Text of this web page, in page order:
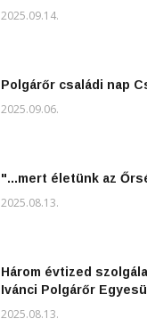
2025.09.14.
Polgárőr családi nap
2025.09.06.
"...mert életünk az
2025.08.13.
Három évtized
Ivánci Polgárőr
2025.08.13.